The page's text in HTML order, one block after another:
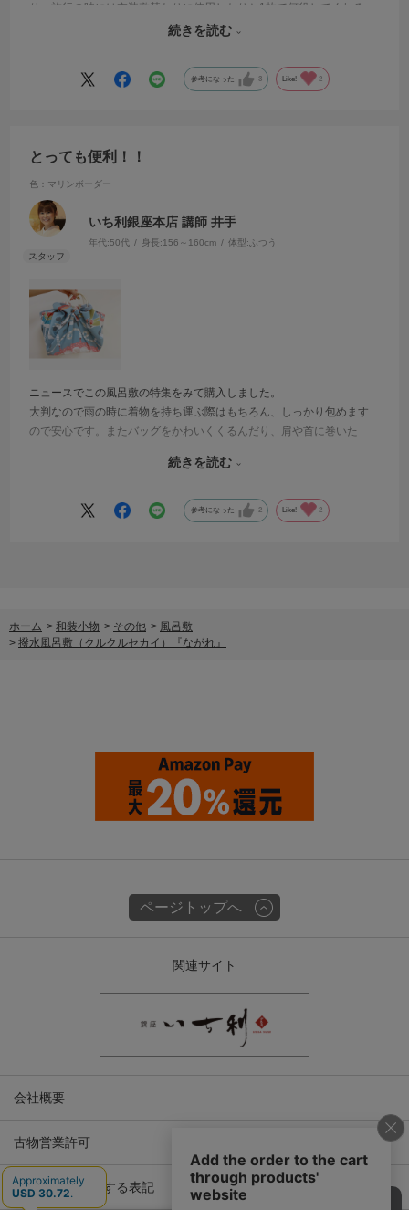
り、旅行の時には衣装敷替わりに使用したりと1枚で何役してくれる
の！？と驚きの風呂敷です。想像している以上にしっかりと撥水効果
続きを読む
参考になった 3 Like! 2
とっても便利！！
色：マリンボーダー
いち利銀座本店 講師 井手
年代:50代 身長:156～160cm 体型: ふつう
ニュースでこの風呂敷の特集をみて購入しました。
大判なので雨の時に着物を持ち運ぶ際はもちろん、しっかり包めます
ので安心です。またバッグをかわいくくるんだり、肩や首に巻いた
の中に1枚入れとくといざというとき使えますのでとってもおススメで
続きを読む
参考になった 2 Like! 2
ホーム > 和装小物 > その他 > 風呂敷
> 撥水風呂敷（クルクルセカイ）『ながれ』
ページトップへ
関連サイト
会社概要
古物営業許可
特定商取引に関する表記